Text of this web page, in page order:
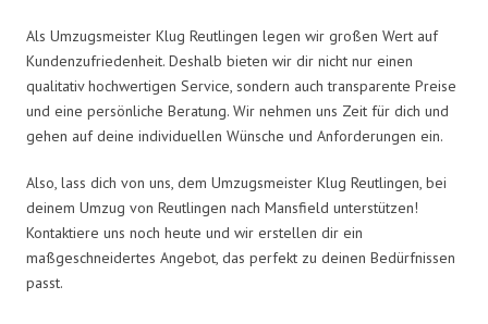
Als Umzugsmeister Klug Reutlingen legen wir großen Wert auf
Kundenzufriedenheit. Deshalb bieten wir dir nicht nur einen
qualitativ hochwertigen Service, sondern auch transparente Preise
und eine persönliche Beratung. Wir nehmen uns Zeit für dich und
gehen auf deine individuellen Wünsche und Anforderungen ein.
Also, lass dich von uns, dem Umzugsmeister Klug Reutlingen, bei
deinem Umzug von Reutlingen nach Mansfield unterstützen!
Kontaktiere uns noch heute und wir erstellen dir ein
maßgeschneidertes Angebot, das perfekt zu deinen Bedürfnissen
passt.